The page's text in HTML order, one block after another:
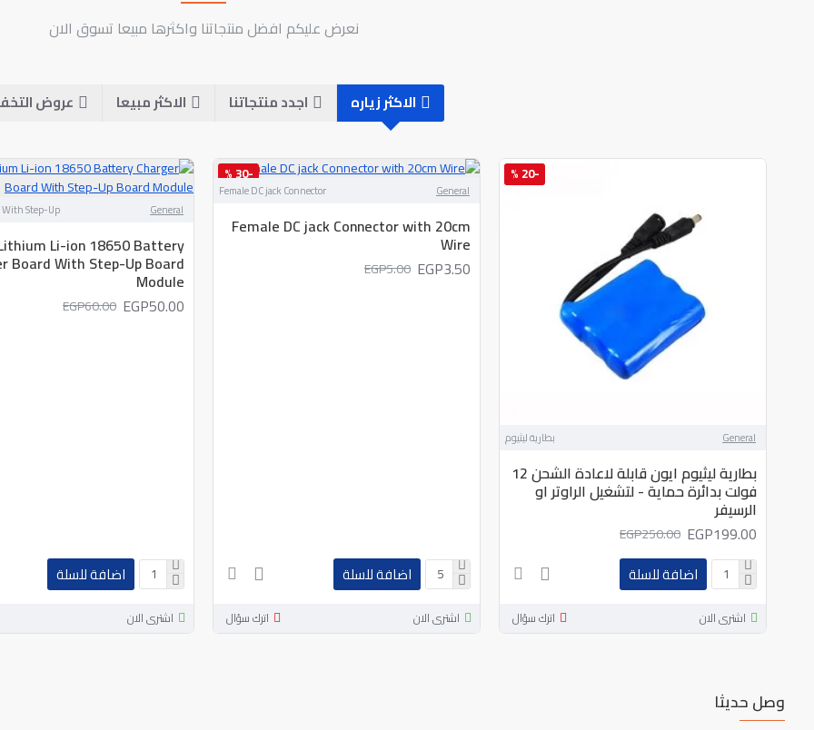
نعرض عليكم افضل منتجاتنا واكثرها مبيعا تسوق الان
الاكثر زياره اجدد منتجاتنا الاكثر مبيعا عروض
-20 %
General بطارية ليثيوم
بطارية ليثيوم ايون قابلة لاعادة الشحن 12
فولت بدائرة حماية - لتشغيل الراوتر او
الرسيفر
EGP199.00
EGP250.00
اضافة للسلة
اشترى الان اترك سؤال
افضل الماركات
-30 %
General
Female DC jack Connector
Female DC jack Connector with 20cm
Wire
EGP3.50
EGP5.00
اضافة للسلة
اشترى الان اترك سؤال
General
Step-Up
Li-ion 18650 Battery
Board With Step-Up Board
Module
EGP50.00
EGP60.00
اضافة للسلة
اشترى الان
وصل حديثا